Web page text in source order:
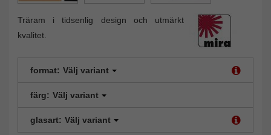
Träram i tidsenlig design och utmärkt
kvalitet.
format: Välj variant
färg: Välj variant
glasart: Välj variant